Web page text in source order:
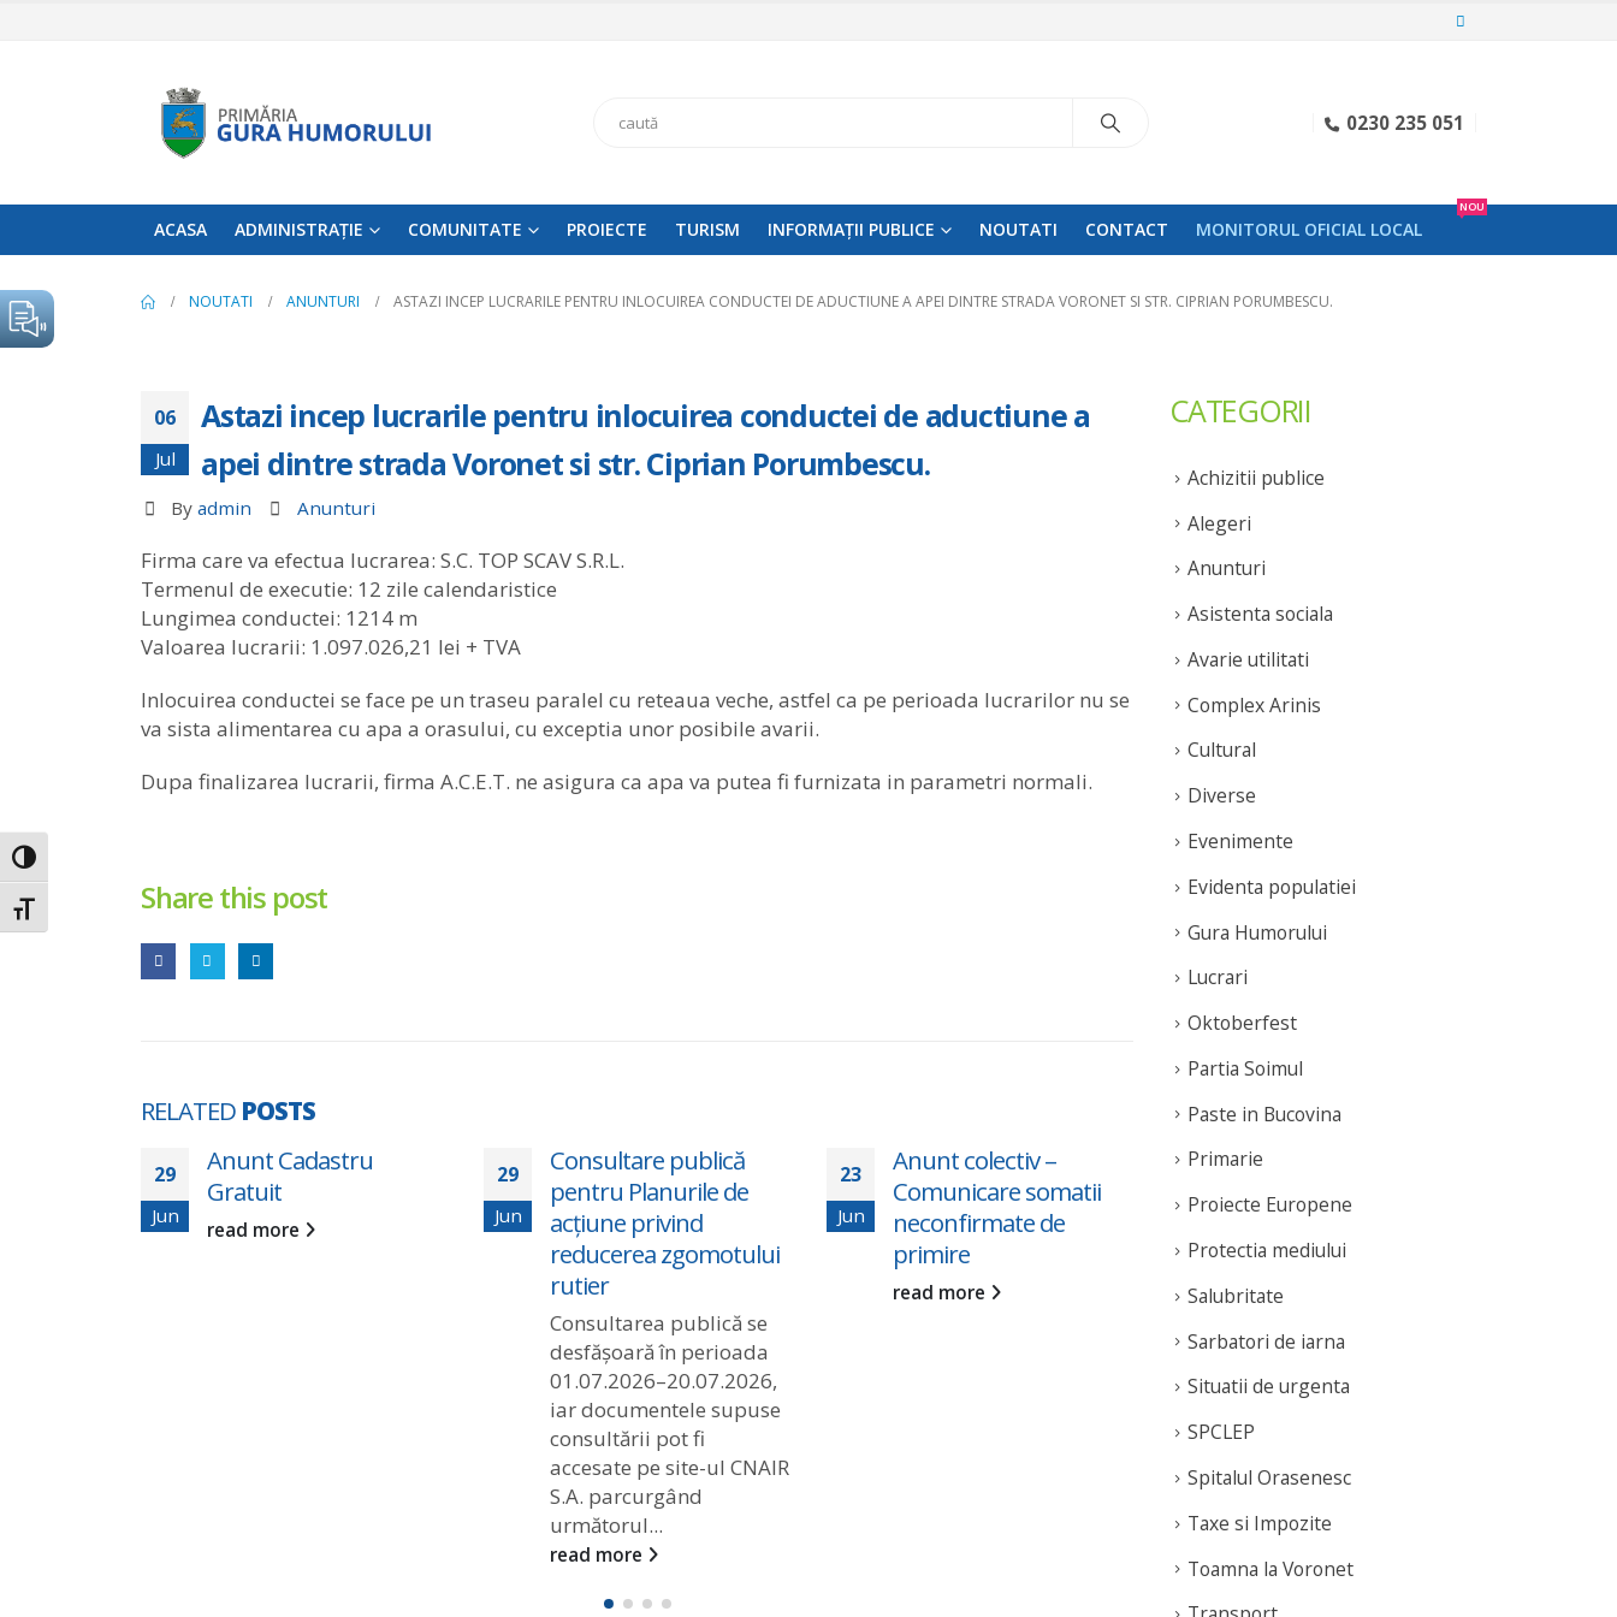
Toggle High Contrast
Toggle Font size
Search 0230 235 051
ACASA ADMINISTRAȚIE COMUNITATE PROIECTE TURISM INFORMAȚII PUBLICE NOUTATI CONTACT MONITORUL OFICIAL LOCAL
NOU
NOUTATI ANUNTURI ASTAZI INCEP LUCRARILE PENTRU INLOCUIREA CONDUCTEI DE ADUCTIUNE A APEI DINTRE STRADA VORONET SI STR. CIPRIAN PORUMBESCU.
06
Jul
Astazi incep lucrarile pentru inlocuirea conductei de aductiune a
apei dintre strada Voronet si str. Ciprian Porumbescu.
By admin Anunturi
Firma care va efectua lucrarea: S.C. TOP SCAV S.R.L.
Termenul de executie: 12 zile calendaristice
Lungimea conductei: 1214 m
Valoarea lucrarii: 1.097.026,21 lei + TVA
Inlocuirea conductei se face pe un traseu paralel cu reteaua veche, astfel ca pe perioada lucrarilor nu se
va sista alimentarea cu apa a orasului, cu exceptia unor posibile avarii.
Dupa finalizarea lucrarii, firma A.C.E.T. ne asigura ca apa va putea fi furnizata in parametri normali.
Share this post
RELATED POSTS
29
Jun
Anunt Cadastru
Gratuit
read more
29
Jun
Consultare publică
pentru Planurile de
acțiune privind
reducerea zgomotului
rutier
Consultarea publică se
desfășoară în perioada
01.07.2026–20.07.2026,
iar documentele supuse
consultării pot fi
accesate pe site-ul CNAIR
S.A. parcurgând
următorul...
read more
23
Jun
Anunt colectiv –
Comunicare somatii
neconfirmate de
primire
read more
19
Jun
Programul „Rugby
pentru Toți” se încheie
cu un loc III național și
60 de tineri implicați
Fundația Te Aud
de-a noua ediție a
programului Rugby
pentru Toți, derulat cu
sprijinul Fundației
Dacia...
CATEGORII
Achizitii publice
Alegeri
Anunturi
Asistenta sociala
Avarie utilitati
Complex Arinis
Cultural
Diverse
Evenimente
Evidenta populatiei
Gura Humorului
Lucrari
Oktoberfest
Partia Soimul
Paste in Bucovina
Primarie
Proiecte Europene
Protectia mediului
Salubritate
Sarbatori de iarna
Situatii de urgenta
SPCLEP
Spitalul Orasenesc
Taxe si Impozite
Toamna la Voronet